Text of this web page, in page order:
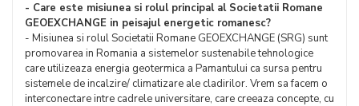
- Care este misiunea si rolul principal al Societatii Romane
GEOEXCHANGE in peisajul energetic romanesc?
- Misiunea si rolul Societatii Romane GEOEXCHANGE (SRG) sunt
promovarea in Romania a sistemelor sustenabile tehnologice
care utilizeaza energia geotermica a Pamantului ca sursa pentru
sistemele de incalzire/ climatizare ale cladirilor. Vrem sa facem o
interconectare intre cadrele universitare, care creeaza concepte, cu